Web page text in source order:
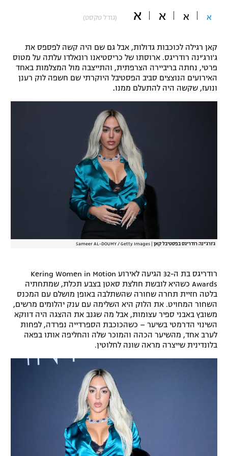
"מחצית בשכונה" – פודקאסט
משתתפים וזוכים בפרסים
תקנון משתתפים וזוכים בפרסים
תקנון עבור פעילות אלקטרה
תקנון עבור פעילות ספורט 1 – "מרלן"
טניס
מדיניות פרטיות
תקנון פעילות ספורט 1
רשיון להקרנה פומבית לבית עסק
לוח דרושים – ג'ובנט
תגיות
המגזין
אופניים
ספורט מוטורי
כדורמים
פוטבול אמריקאי NFL
ספורט אתגרי ואקסטרים
א א א א (גודל טקסט)
קאן רגילה לכוכבות גדולות, אבל גם שם היה קשה לפספס את
ג'ורג'ינה רודריגס. ארוסתו של כריסטיאנו רונאלדו עלתה על מטוס
פרטי, נחתה בריביירה הצרפתית, והתייצבה מול המצלמות באחד
האירועים הנוצצים סביב הפסטיבל היוקרתי שם חשפה לוק רענן
ונועז, שקשה היה להתעלם ממנו.
ג'ורג'ינה רודריגס בפסטיבל קאן Sameer AL-DOUMY / Getty Images
רודריגס בת ה-32 הגיעה לאירוע Kering Women in Motion
Awards כשהיא לובשת חולצת סאטן בצבע תכלת, שמתחתיה
בלטה חזיית תחרה שחורה שהשתלבה באופן מושלם עם המכנס
השחור המחויט. את הלוק היא השלימה עם ענק יהלומים מרשים,
משובץ באבני ספיר עצומות, אבל מה שגנב את ההצגה היה דווקא
השינוי הדרמטי בשיער – כשהכוכבת הספרדייה נפרדה, לפחות
לערב אחד, מהשיער הכהה והמוכר שלה והחליפה אותו בפאה
בלונדינית שייצרה מראה שונה לחלוטין.